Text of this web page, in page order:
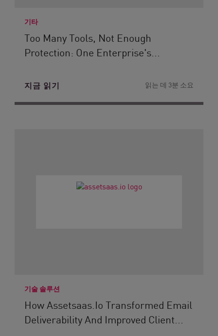
기타
Too Many Tools, Not Enough
Protection: One Enterprise's...
지금 읽기 읽는 데 3분 소요
기술 솔루션
How Assetsaas.io Transformed Email
Deliverability And Improved Client...